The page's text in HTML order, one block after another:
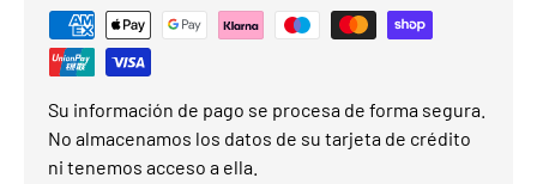
Su información de pago se procesa de forma segura.
No almacenamos los datos de su tarjeta de crédito
ni tenemos acceso a ella.